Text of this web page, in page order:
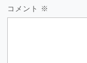
コメント ※